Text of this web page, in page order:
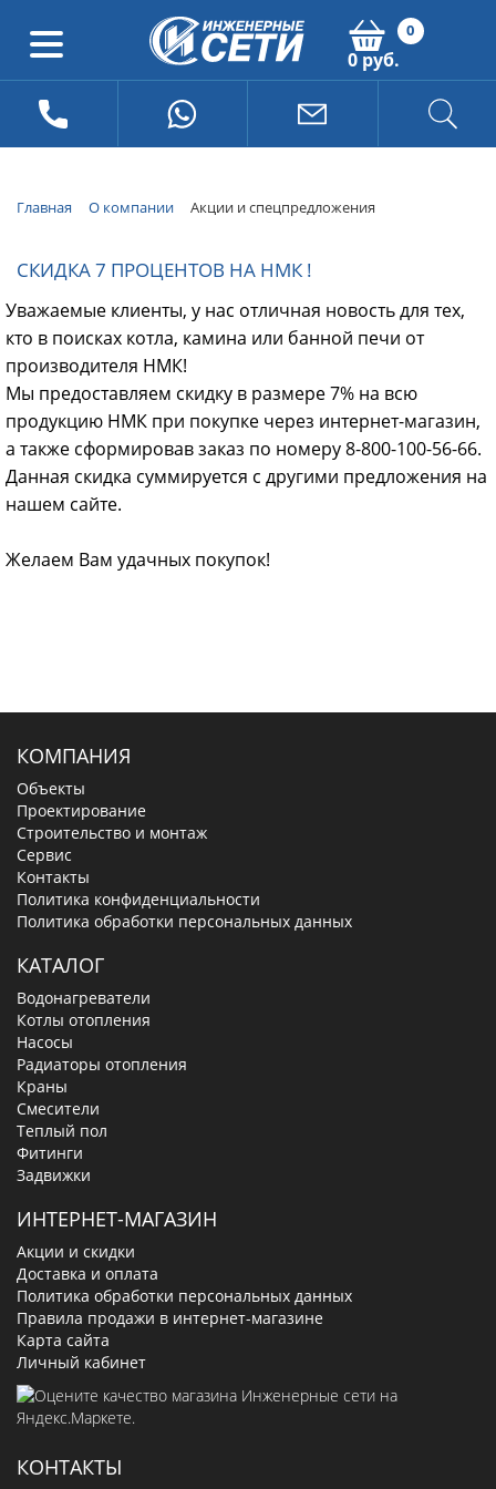
0
0 руб.
Главная О компании Акции и спецпредложения
СКИДКА 7 ПРОЦЕНТОВ НА НМК !
Уважаемые клиенты, у нас отличная новость для тех,
кто в поисках котла, камина или банной печи от
производителя НМК!
Мы предоставляем скидку в размере 7% на всю
продукцию НМК при покупке через интернет-магазин,
а также сформировав заказ по номеру 8-800-100-56-66.
Данная скидка суммируется с другими предложения на
нашем сайте.
Желаем Вам удачных покупок!
КОМПАНИЯ
Объекты
Проектирование
Строительство и монтаж
Сервис
Контакты
Политика конфиденциальности
Политика обработки персональных данных
КАТАЛОГ
Водонагреватели
Котлы отопления
Насосы
Радиаторы отопления
Краны
Смесители
Теплый пол
Фитинги
Задвижки
ИНТЕРНЕТ-МАГАЗИН
Акции и скидки
Доставка и оплата
Политика обработки персональных данных
Правила продажи в интернет-магазине
Карта сайта
Личный кабинет
КОНТАКТЫ